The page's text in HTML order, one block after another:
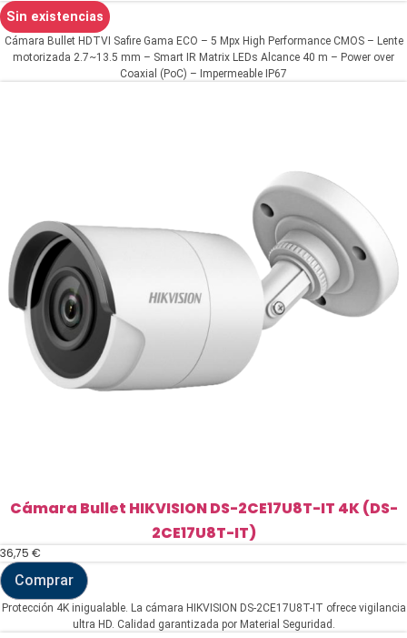
Sin existencias
Cámara Bullet HDTVI Safire Gama ECO – 5 Mpx High Performance CMOS – Lente
motorizada 2.7~13.5 mm – Smart IR Matrix LEDs Alcance 40 m – Power over
Coaxial (PoC) – Impermeable IP67
Cámara Bullet HIKVISION DS-2CE17U8T-IT 4K (DS-
2CE17U8T-IT)
36,75 €
Cámara
Bullet
HIKVISION
DS-
Comprar
Protección 4K inigualable. La cámara HIKVISION DS-2CE17U8T-IT ofrece vigilancia
ultra HD. Calidad garantizada por Material Seguridad.